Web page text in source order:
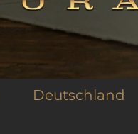
Deutschland